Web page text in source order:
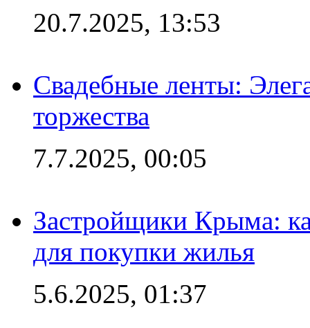
20.7.2025, 13:53
Свадебные ленты:
торжества
7.7.2025, 00:05
Застройщики Крыма:
для покупки жилья
5.6.2025, 01:37